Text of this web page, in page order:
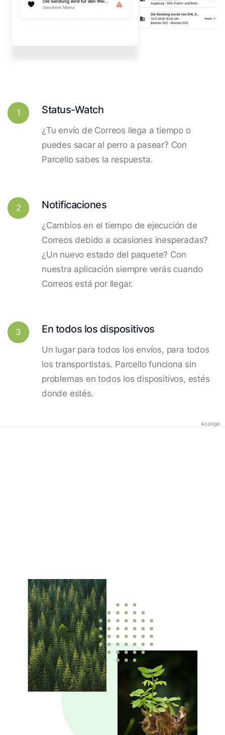
1 Status-Watch
¿Tu envío de Correos llega a tiempo o
puedes sacar al perro a pasear? Con
Parcello sabes la respuesta.
2 Notificaciones
¿Cambios en el tiempo de ejecución de
Correos debido a ocasiones inesperadas?
¿Un nuevo estado del paquete? Con
nuestra aplicación siempre verás cuando
Correos está por llegar.
3 En todos los dispositivos
Un lugar para todos los envíos, para todos
los transportistas. Parcello funciona sin
problemas en todos los dispositivos, estés
donde estés.
Anzeige